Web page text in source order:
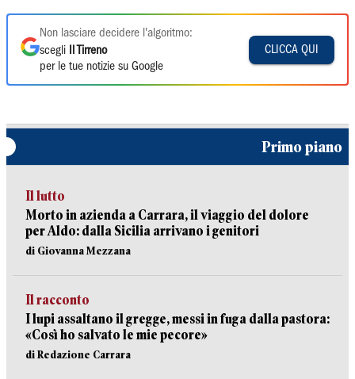
Non lasciare decidere l'algoritmo:
scegli
Il Tirreno
per le tue notizie su Google
CLICCA QUI
Primo piano
Il lutto
Morto in azienda a Carrara, il viaggio del dolore
per Aldo: dalla Sicilia arrivano i genitori
di Giovanna Mezzana
Il racconto
I lupi assaltano il gregge, messi in fuga dalla pastora:
«Così ho salvato le mie pecore»
di Redazione Carrara